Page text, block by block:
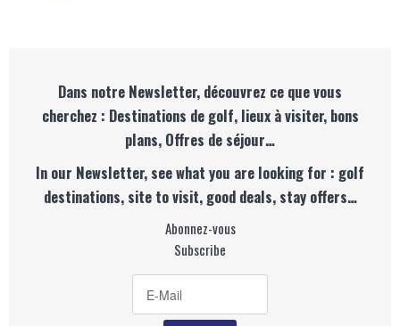
Dans notre Newsletter, découvrez ce que vous
cherchez : Destinations de golf, lieux à visiter, bons
plans, Offres de séjour…
In our Newsletter, see what you are looking for : golf
destinations, site to visit, good deals, stay offers…
Abonnez-vous
Subscribe